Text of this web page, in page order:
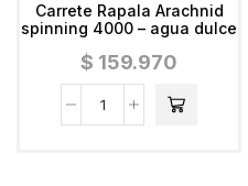
Carrete Rapala Arachnid
spinning 4000 – agua dulce
$ 159.970